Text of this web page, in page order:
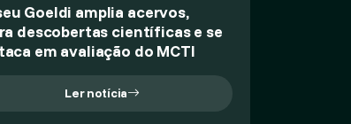
Goeldi amplia acervos,
descobertas científicas e se
em avaliação do MCTI
Ler notícia